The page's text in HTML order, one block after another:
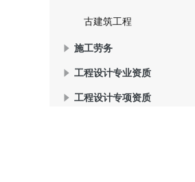
古建筑工程
施工劳务
工程设计专业资质
工程设计专项资质